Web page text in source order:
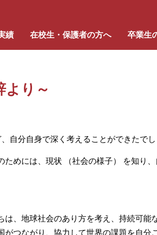
績 在校生・保護者の方へ 卒業生
より～
分自身で深く考えることができたでし
めには、現状 （社会の様子） を知り、
、地球社会のあり方を考え、持続可能
つながり、協力して世界の課題を自分